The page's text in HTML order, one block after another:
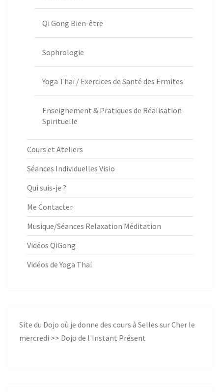
Qi Gong Bien-être
Sophrologie
Yoga Thaï / Exercices de Santé des Ermites
Enseignement & Pratiques de Réalisation
Spirituelle
Cours et Ateliers
Séances Individuelles Visio
Qui suis-je ?
Me Contacter
Musique/Séances Relaxation Méditation
Vidéos QiGong
Vidéos de Yoga Thaï
Site du Dojo où je donne des cours à Selles sur Cher le
mercredi >> Dojo de l'Instant Présent